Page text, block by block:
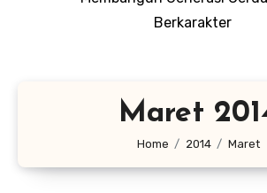
Berkarakter
Maret
Home 2014 Maret